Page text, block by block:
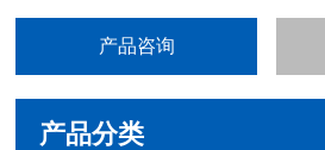
产品咨询
产品分类